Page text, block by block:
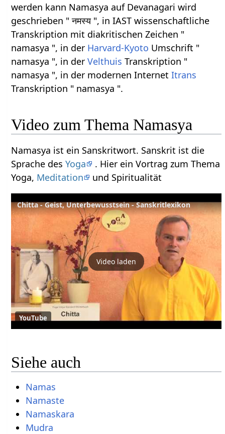
werden kann Namasya auf Devanagari wird
geschrieben " नमस्य ", in IAST wissenschaftliche
Transkription mit diakritischen Zeichen "
namasya ", in der Harvard-Kyoto Umschrift "
namasya ", in derVelthuis Transkription "
namasya ", in der modernen InternetItrans
Transkription " namasya ".
Video zum Thema Namasya
Namasya ist ein Sanskritwort. Sanskrit ist die
Sprache desYoga
. Hier ein Vortrag zum Thema
Yoga, Meditation und Spiritualität
Chitta - Geist, Unterbewusstsein - Sanskritlexikon
Video laden
YouTube
Siehe auch
Namas
Namaste
Namaskara
Mudra